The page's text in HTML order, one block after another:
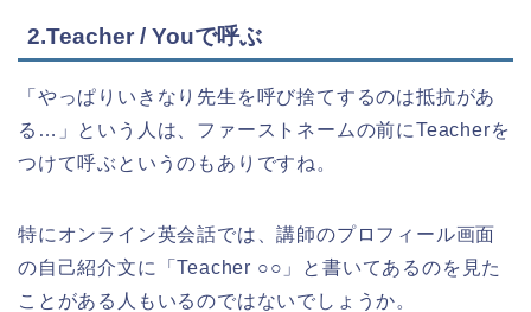
2.Teacher / Youで呼ぶ
「やっぱりいきなり先生を呼び捨てするのは抵抗があ
る…」という人は、ファーストネームの前にTeacherを
つけて呼ぶというのもありですね。
特にオンライン英会話では、講師のプロフィール画面
の自己紹介文に「Teacher ○○」と書いてあるのを見た
ことがある人もいるのではないでしょうか。